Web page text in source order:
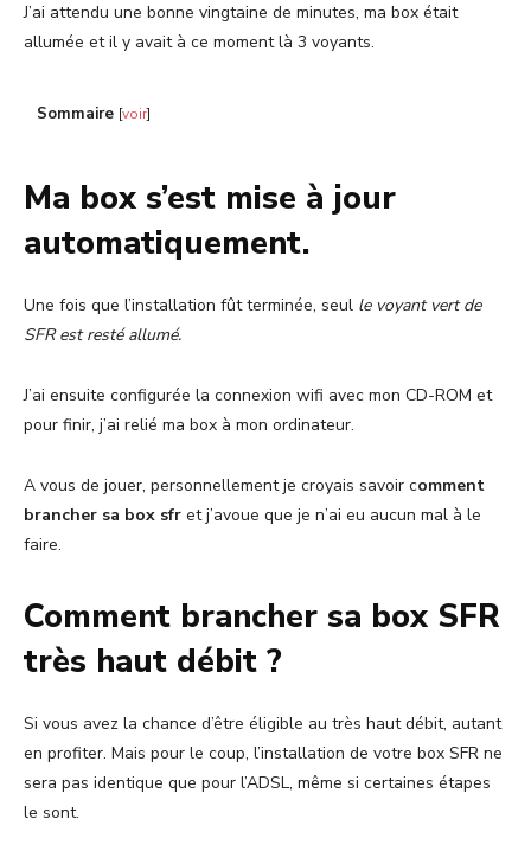
J’ai attendu une bonne vingtaine de minutes, ma box était
allumée et il y avait à ce moment là 3 voyants.
Sommaire [voir]
Ma box s’est mise à jour
automatiquement.
Une fois que l’installation fût terminée, seul le voyant vert de
SFR est resté allumé.
J’ai ensuite configurée la connexion wifi avec mon CD-ROM et
pour finir, j’ai relié ma box à mon ordinateur.
A vous de jouer, personnellement je croyais savoir comment
brancher sa box sfr et j’avoue que je n’ai eu aucun mal à le
faire.
Comment brancher sa box SFR
très haut débit ?
Si vous avez la chance d’être éligible au très haut débit, autant
en profiter. Mais pour le coup, l’installation de votre box SFR ne
sera pas identique que pour l’ADSL, même si certaines étapes
le sont.